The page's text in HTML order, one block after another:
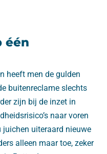
één
heeft men de gulden
buitenreclame slechts
zijn bij de inzet in
naar voren
uiteraard nieuwe
alleen maar toe, zeker